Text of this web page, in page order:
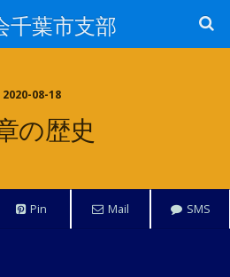
千葉市支部
2020-08-18
の歴史
Pin Mail SMS